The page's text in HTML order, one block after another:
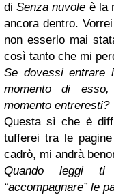
diSenza nuvole è la
ancora dentro.
non esserlo mai
così tanto che mi
Se dovessi entrare
momento di
momento entreresti?
Questa sì che è
tufferei tra le
cadrò, mi andrà
Quando leggi ti
“accompagnare” le